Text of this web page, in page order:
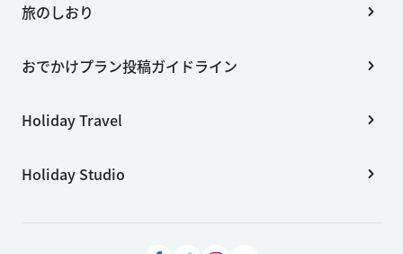
旅のしおり
おでかけプラン投稿ガイドライン
Holiday Travel
Holiday Studio